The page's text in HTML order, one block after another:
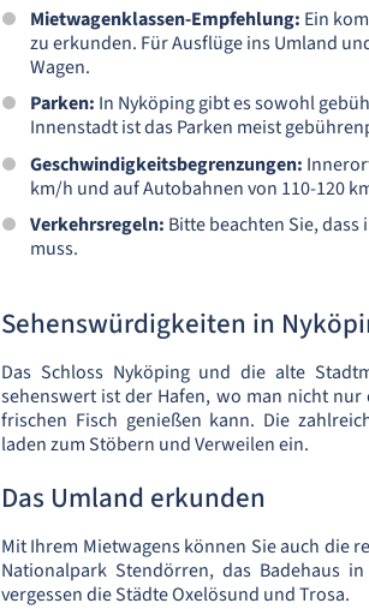
Mietwagenklassen-Empfehlung: Ein
zu erkunden. Für Ausflüge ins Umland
Wagen.
Parken: In Nyköping gibt es sowohl
Innenstadt ist das Parken meist
Geschwindigkeitsbegrenzungen:
km/h und auf Autobahnen von 110-120
Verkehrsregeln: Bitte beachten Sie,
muss.
Sehenswürdigkeiten in
Das Schloss Nyköping und die alte
sehenswert ist der Hafen, wo man nicht
frischen Fisch genießen kann. Die
laden zum Stöbern und Verweilen ein.
Das Umland erkunden
Mit Ihrem Mietwagens können Sie auch die
Nationalpark Stendörren, das Badehaus
vergessen die Städte Oxelösund und Trosa.